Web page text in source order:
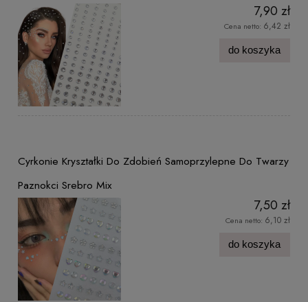
7,90 zł
Cena netto: 6,42 zł
do koszyka
Cyrkonie Kryształki Do Zdobień Samoprzylepne Do Twarzy
Paznokci Srebro Mix
7,50 zł
Cena netto: 6,10 zł
do koszyka